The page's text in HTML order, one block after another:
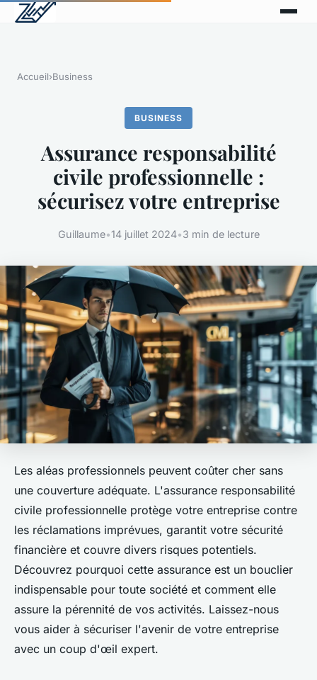
Accueil›Business
BUSINESS
Assurance responsabilité
civile professionnelle :
sécurisez votre entreprise
Guillaume•14 juillet 2024•3 min de lecture
Les aléas professionnels peuvent coûter cher sans
une couverture adéquate. L'assurance responsabilité
civile professionnelle protège votre entreprise contre
les réclamations imprévues, garantit votre sécurité
financière et couvre divers risques potentiels.
Découvrez pourquoi cette assurance est un bouclier
indispensable pour toute société et comment elle
assure la pérennité de vos activités. Laissez-nous
vous aider à sécuriser l'avenir de votre entreprise
avec un coup d'œil expert.